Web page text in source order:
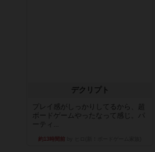
デクリプト
プレイ感がしっかりしてるから、超
ボードゲームやったなって感じ。パ
ーティ...
約13時間前